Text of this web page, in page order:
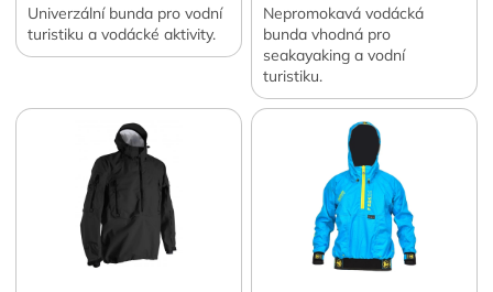
Univerzální bunda pro vodní
turistiku a vodácké aktivity.
Nepromokavá vodácká
bunda vhodná pro
seakayaking a vodní
turistiku.